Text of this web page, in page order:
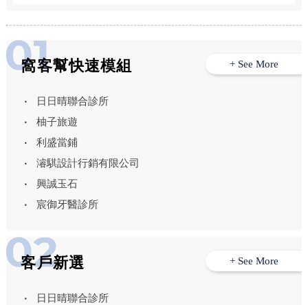
窩客幫快速模組
日日晴聯合診所
柚子旅遊
利盛當鋪
濬騏設計行銷有限公司
興誠玉石
宸御牙醫診所
+ See More
客戶新選
日日晴聯合診所
+ See More